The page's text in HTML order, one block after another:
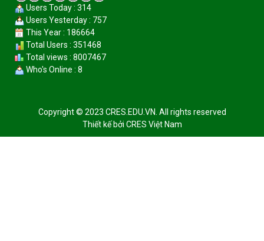
Users Today : 314
Users Yesterday : 757
This Year : 186664
Total Users : 351468
Total views : 8007467
Who's Online : 8
Copyright © 2023 CRES.EDU.VN. All rights reserved
Thiết kế bởi CRES Việt Nam